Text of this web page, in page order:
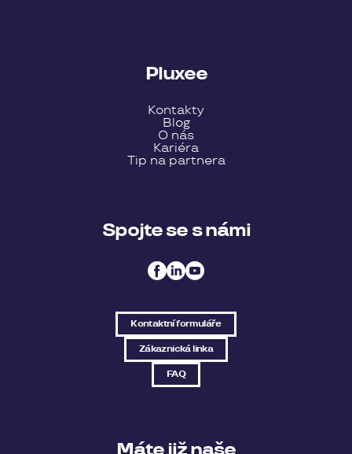
Pluxee
Kontakty
Blog
O nás
Kariéra
Tip na partnera
Spojte se s námi
Kontaktní formuláře
Zákaznická linka
FAQ